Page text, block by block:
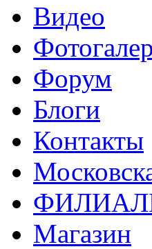
Видео
Форум
Блоги
Контакты
Магазин